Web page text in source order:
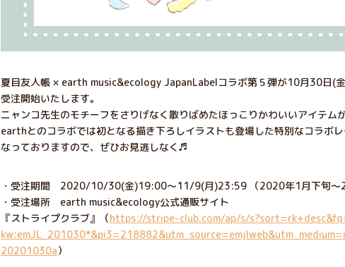
夏目友人帳 × earth music&ecology JapanLabelコラボ第５弾が10月30日(
受注開始いたします。
ニャンコ先生のモチーフをさりげなく散りばめたほっこりかわいいアイテム
earthとのコラボでは初となる描き下ろしイラストも登場した特別なコラボ
なっておりますので、ぜひお見逃しなく♬
・受注期間 2020/10/30(金)19:00～11/9(月)23:59 （2020年1月下旬～2
・受注場所 earth music&ecology公式通販サイト
『ストライプクラブ』（https://stripe-club.com/ap/s/
20201030a）